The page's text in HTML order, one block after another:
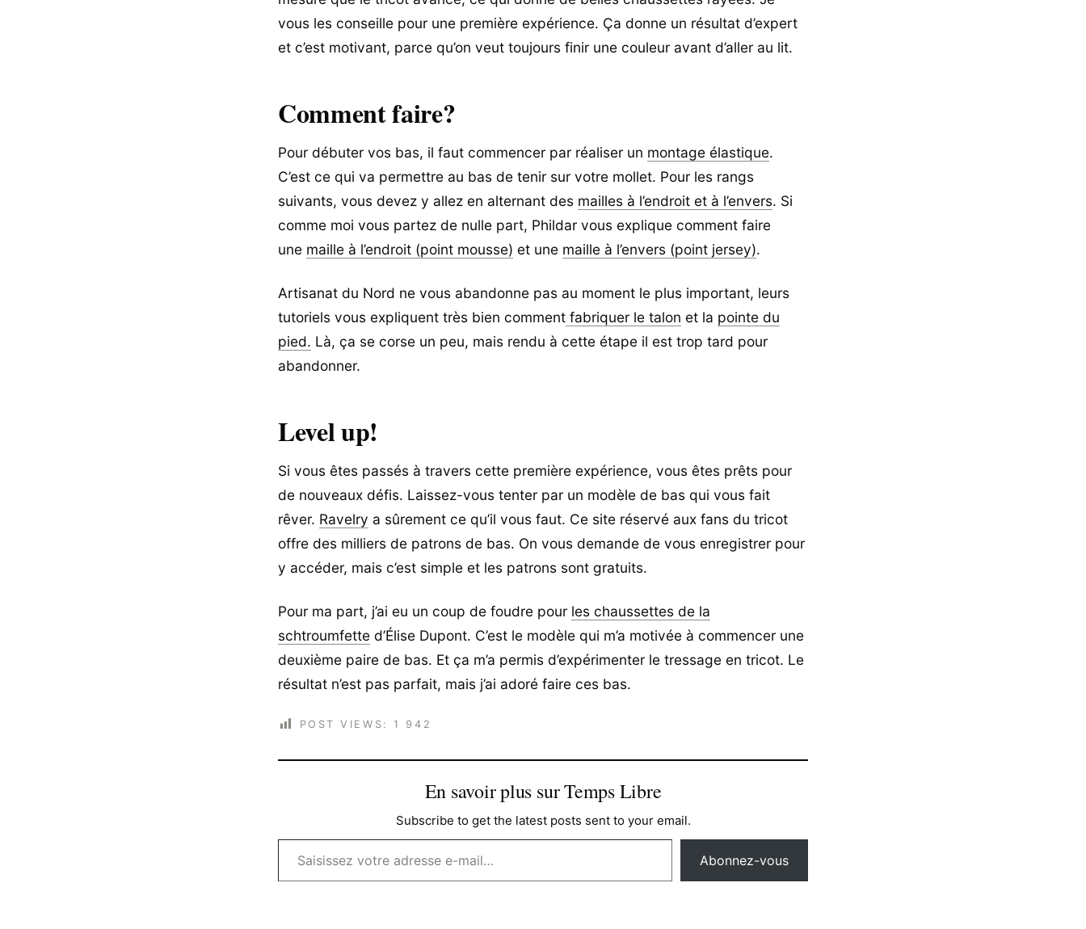
vous les conseille pour une première expérience. Ça donne un résultat d’expert
et c’est motivant, parce qu’on veut toujours finir une couleur avant d’aller au lit.
Comment faire?
Pour débuter vos bas, il faut commencer par réaliser un montage élastique.
C’est ce qui va permettre au bas de tenir sur votre mollet. Pour les rangs
suivants, vous devez y allez en alternant des mailles à l’endroit et à l’envers. Si
comme moi vous partez de nulle part, Phildar vous explique comment faire
une maille à l’endroit (point mousse) et une maille à l’envers (point jersey).
Artisanat du Nord ne vous abandonne pas au moment le plus important, leurs
tutoriels vous expliquent très bien comment fabriquer le talon et la pointe du
pied. Là, ça se corse un peu, mais rendu à cette étape il est trop tard pour
abandonner.
Level up!
Si vous êtes passés à travers cette première expérience, vous êtes prêts pour
de nouveaux défis. Laissez-vous tenter par un modèle de bas qui vous fait
rêver. Ravelry a sûrement ce qu’il vous faut. Ce site réservé aux fans du tricot
offre des milliers de patrons de bas. On vous demande de vous enregistrer pour
y accéder, mais c’est simple et les patrons sont gratuits.
Pour ma part, j’ai eu un coup de foudre pour les chaussettes de la
schtroumfette d’Élise Dupont. C’est le modèle qui m’a motivée à commencer une
deuxième paire de bas. Et ça m’a permis d’expérimenter le tressage en tricot. Le
résultat n’est pas parfait, mais j’ai adoré faire ces bas.
POST VIEWS: 1 942
En savoir plus sur Temps Libre
Subscribe to get the latest posts sent to your email.
Saisissez votre adresse e-mail…
Abonnez-vous